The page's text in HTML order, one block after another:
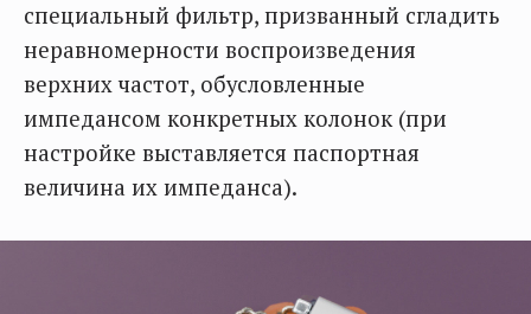
специальный фильтр, призванный сгладить
неравномерности воспроизведения
верхних частот, обусловленные
импедансом конкретных колонок (при
настройке выставляется паспортная
величина их импеданса).